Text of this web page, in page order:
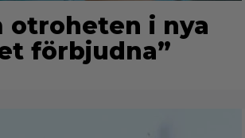
otroheten i nya
förbjudna”